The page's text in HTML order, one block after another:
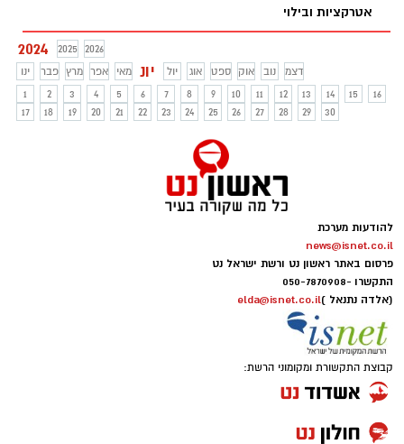
אטרקציות ובילוי
2024 2025
2026
ינו
פבר מרץ אפר מאי יונ יול אוג ספט אוק נוב
דצמ
1
2 3 4 5 6 7 8 9 10 11 12 13 14 15
16
17
18 19 20 21 22 23 24 25 26 27 28 29 30
להודעות מערכת
news@isnet.co.il
פרסום באתר ראשון נט ורשת ישראל נט
התקשרו -050-7870908
(אלדה נתנאל )elda@isnet.co.il
קבוצת התקשורת ומקומוני הרשת: